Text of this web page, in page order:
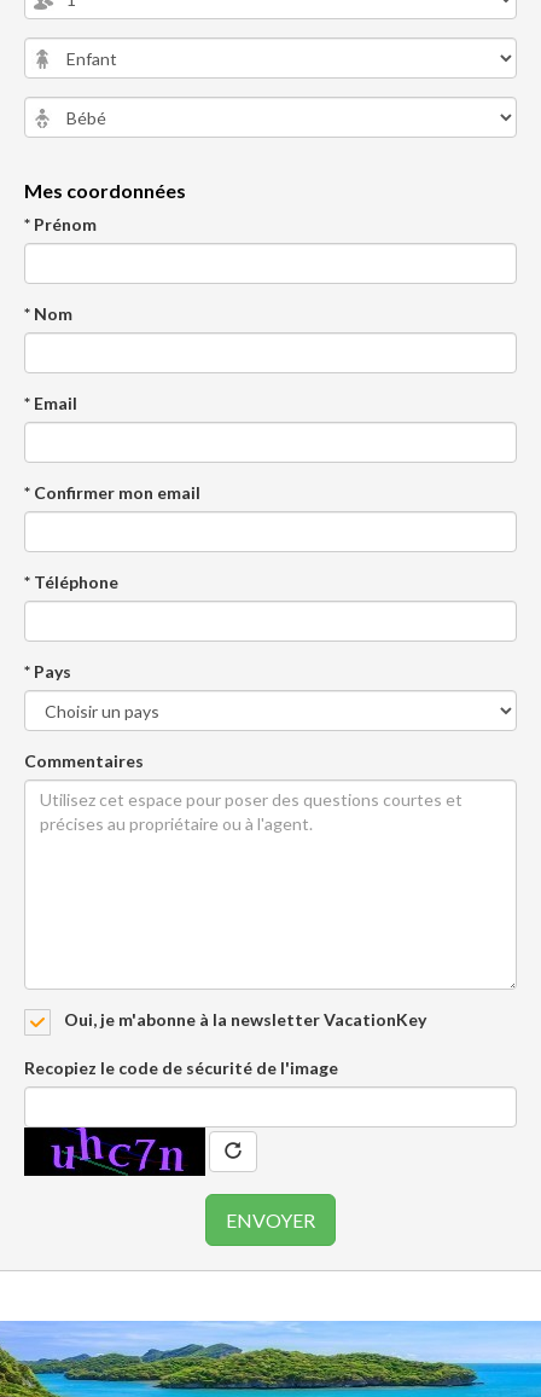
Mes coordonnées
* Prénom
* Nom
* Email
* Confirmer mon email
* Téléphone
* Pays
Commentaires
Oui, je m'abonne à la newsletter VacationKey
Recopiez le code de sécurité de l'image